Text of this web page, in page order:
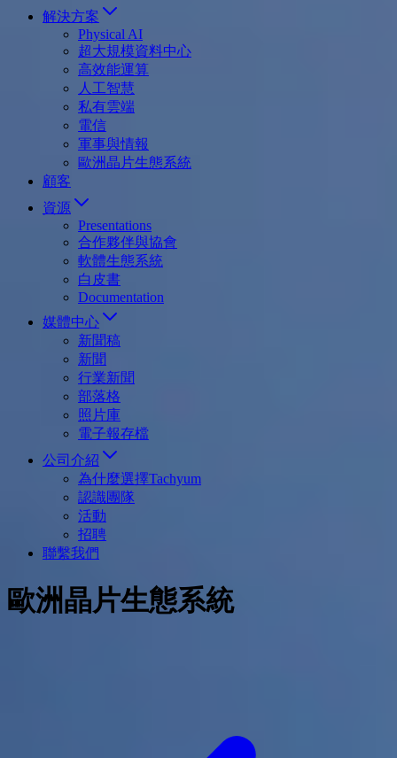
解決方案
Physical AI
超大規模資料中心
高效能運算
人工智慧
私有雲端
電信
軍事與情報
歐洲晶片生態系統
顧客
資源
Presentations
合作夥伴與協會
軟體生態系統
白皮書
Documentation
媒體中心
新聞稿
新聞
行業新聞
部落格
照片庫
電子報存檔
公司介紹
為什麼選擇Tachyum
認識團隊
活動
招聘
聯繫我們
歐洲晶片生態系統